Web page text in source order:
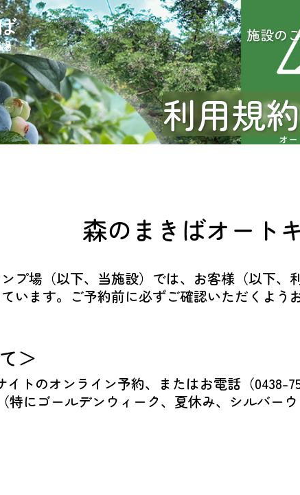
施設の
利用規
森のまきばオート
プ場（以下、当施設）では、お客様（以下
います。ご予約前に必ずご確認いただくよう
＞
イトのオンライン予約、またはお電話（0438-
特にゴールデンウィーク、夏休み、シルバー